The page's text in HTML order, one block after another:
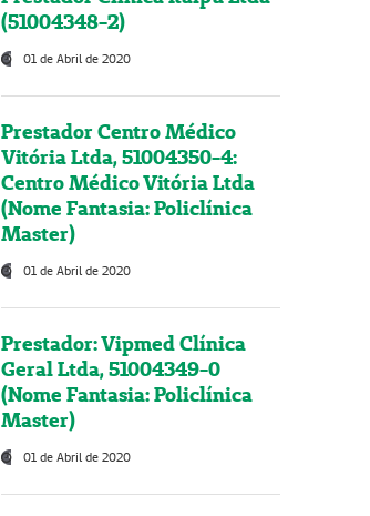
(51004348-2)
01 de Abril de 2020
Prestador Centro Médico
Vitória Ltda, 51004350-4:
Centro Médico Vitória Ltda
(Nome Fantasia: Policlínica
Master)
01 de Abril de 2020
Prestador: Vipmed Clínica
Geral Ltda, 51004349-0
(Nome Fantasia: Policlínica
Master)
01 de Abril de 2020